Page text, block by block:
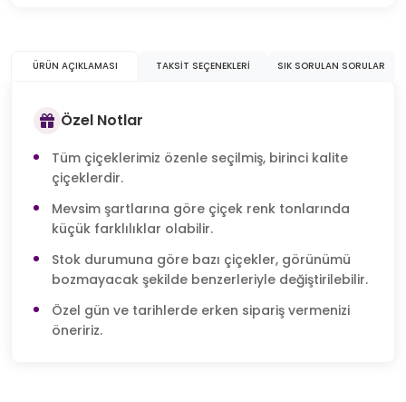
ÜRÜN AÇIKLAMASI TAKSIT SEÇENEKLERI SIK SORULAN SORULAR
Özel Notlar
Tüm çiçeklerimiz özenle seçilmiş, birinci kalite
çiçeklerdir.
Mevsim şartlarına göre çiçek renk tonlarında
küçük farklılıklar olabilir.
Stok durumuna göre bazı çiçekler, görünümü
bozmayacak şekilde benzerleriyle değiştirilebilir.
Özel gün ve tarihlerde erken sipariş vermenizi
öneririz.